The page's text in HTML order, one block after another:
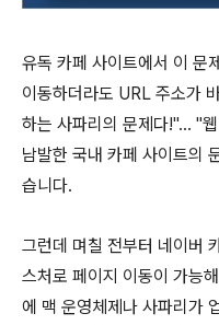
유독 카페 사이트에서 이 문
이동하더라도 URL 주소가
하는 사파리의 문제다!"… "
남발한 국내 카페 사이트의
습니다.
그런데 며칠 전부터 네이버
스처로 페이지 이동이 가능
에 맥 운영체제나 사파리가